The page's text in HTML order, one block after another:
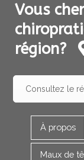
Vous
région?
Consultez le
À propos
Maux de